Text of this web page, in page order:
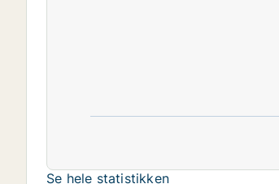
Se hele statistikken